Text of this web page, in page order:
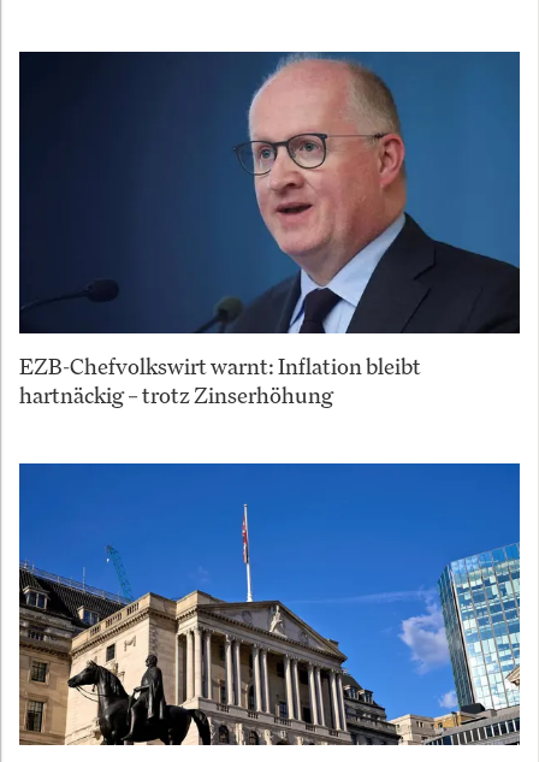
EZB-Chefvolkswirt warnt: Inflation bleibt
hartnäckig – trotz Zinserhöhung